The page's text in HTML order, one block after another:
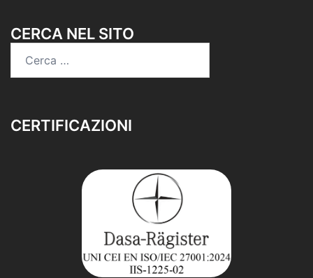
CERCA NEL SITO
CERTIFICAZIONI